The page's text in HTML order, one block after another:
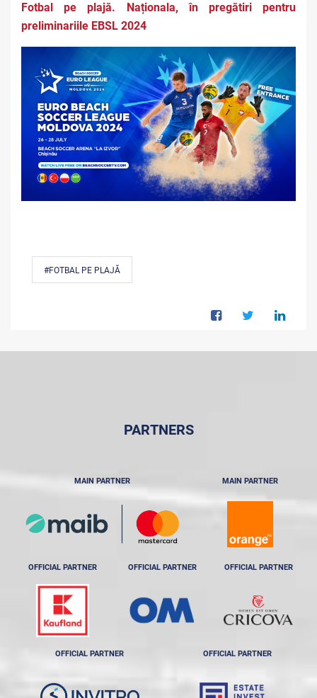
Fotbal pe plajă. Naționala, în pregătiri pentru
preliminariile EBSL 2024
#FOTBAL PE PLAJĂ
PARTNERS
MAIN PARTNER MAIN PARTNER
OFFICIAL PARTNER OFFICIAL PARTNER OFFICIAL PARTNER
OFFICIAL PARTNER OFFICIAL PARTNER